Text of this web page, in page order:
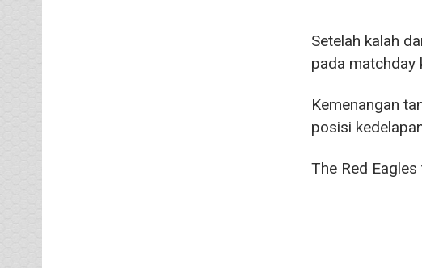
Setelah kalah
pada matchday
Kemenangan
posisi
The Red